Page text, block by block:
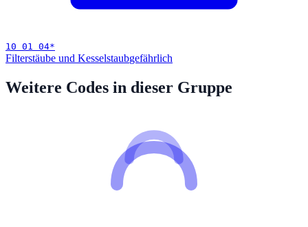
10 01 04*
Filterstäube und Kesselstaubgefährlich
Weitere Codes in dieser Gruppe